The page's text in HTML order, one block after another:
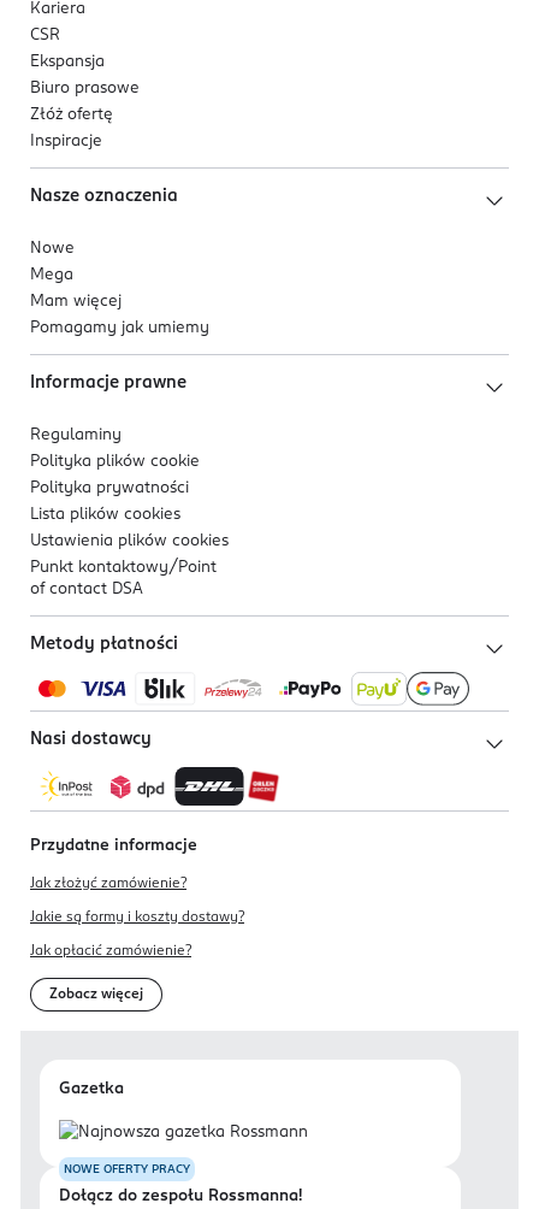
Kariera
CSR
Ekspansja
Biuro prasowe
Złóż ofertę
Inspiracje
Nasze oznaczenia
Nowe
Mega
Mam więcej
Pomagamy jak umiemy
Informacje prawne
Regulaminy
Polityka plików cookie
Polityka prywatności
Lista plików cookies
Ustawienia plików cookies
Punkt kontaktowy/ Point
of contact DSA
Metody płatności
Nasi dostawcy
Przydatne informacje
Jak złożyć zamówienie?
Jakie są formy i koszty dostawy?
Jak opłacić zamówienie?
Zobacz więcej
Gazetka
NOWE OFERTY PRACY
Dołącz do zespołu Rossmanna!